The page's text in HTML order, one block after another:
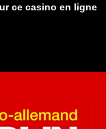
ce casino en ligne